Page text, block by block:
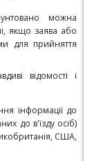
можна
якщо заява або
для прийняття
відомості і
інформації до
до в'їзду осіб)
США,